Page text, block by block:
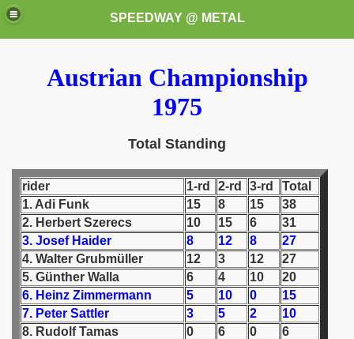
SPEEDWAY @ METAL
Austrian Championship
1975
Total Standing
rider 1-rd 2-rd 3-rd
Total
1. Adi Funk
15 8 15
38
2. Herbert Szerecs
10 15 6
31
3. Josef Haider
8 12 8
27
4. Walter Grubmüller
12 3 12
27
5. Günther Walla
6 4 10
20
6. Heinz Zimmermann
5 10 0
15
7. Peter Sattler
3 5 2
10
8. Rudolf Tamas
0 6 0
6
these speedway programms)
(My speedway programmes to exchange or sale)
Świata (World Speedway Championship)